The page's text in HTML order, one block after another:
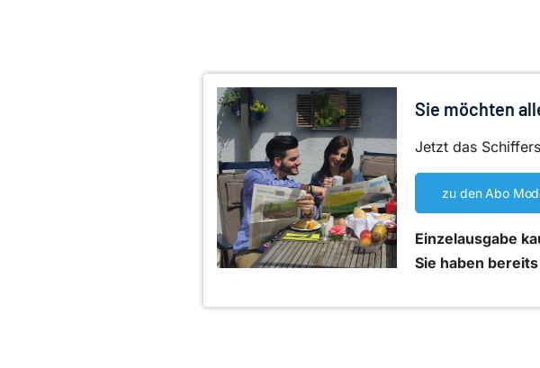
Sie möchten
Jetzt das
zu den Abo
Einzelausgabe
Sie haben